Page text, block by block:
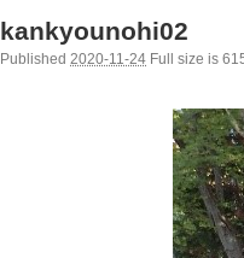
kankyounohi02
Published 2020-11-24 Full size is